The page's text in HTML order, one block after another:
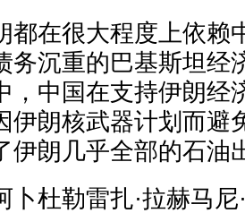
都在很大程度上依赖
务沉重的巴基斯坦经
，中国在支持伊朗经
朗核武器计划而避
伊朗几乎全部的石油
卜杜勒雷扎·拉赫马